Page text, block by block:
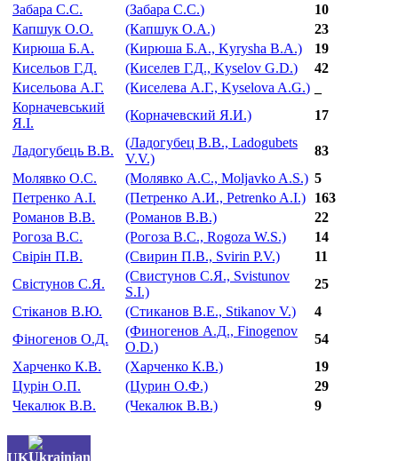
Забара С.С.
(Забара С.С.)
10
Капшук О.О.
(Капшук О.А.)
23
Кирюша Б.А.
(Кирюша Б.А., Kyrysha B.A.)
19
Кисельов Г.Д.
(Киселев Г.Д., Kyselov G.D.)
42
Кисельова А.Г.
(Киселева А.Г., Kyselova A.G.)
Корначевський
Я.I.
(Корначевский Я.И.) 17
Ладогубець В.В.
(Ладогубец В.В., Ladogubets
V.V.)
83
Молявко О.С.
(Молявко А.С., Moljavko A.S.) 5
Петренко А.І.
(Петренко А.И., Petrenko A.I.)
163
Романов В.В.
(Романов В.В.)
22
Рогоза В.С.
(Рогоза В.С., Rogoza W.S.)
14
Свірін П.В.
(Свирин П.В., Svirin P.V.)
11
Свістунов С.Я.
(Свистунов С.Я., Svistunov
S.I.)
25
Стіканов В.Ю.
(Стиканов В.Е., Stikanov V.)
4
Фіногенов О.Д.
(Финогенов А.Д., Finogenov
O.D.)
54
Харченко К.В.
(Харченко К.В.)
19
Цурін О.П.
(Цурин О.Ф.)
29
Чекалюк В.В.
(Чекалюк В.В.) 9
UK